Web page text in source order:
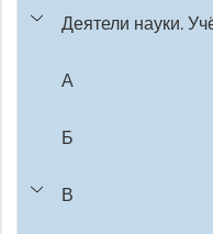
Деятели науки.
А
Б
В